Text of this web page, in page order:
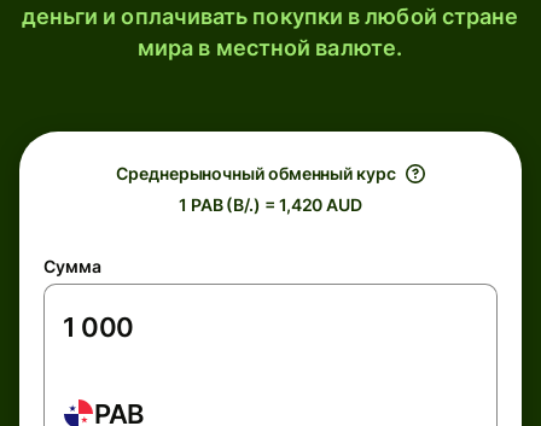
деньги и оплачивать покупки в любой стране
мира в местной валюте.
Среднерыночный обменный курс
1 PAB (B/.) = 1,420 AUD
Сумма
PAB